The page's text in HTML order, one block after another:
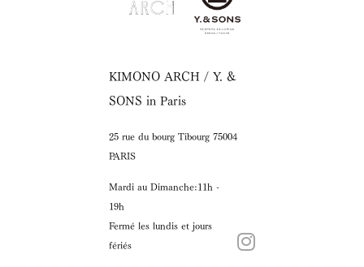
KIMONO ARCH / Y. &
SONS in Paris
25 rue du bourg Tibourg 75004
PARIS
Mardi au Dimanche:11h -
19h
Fermé les lundis et jours
fériés